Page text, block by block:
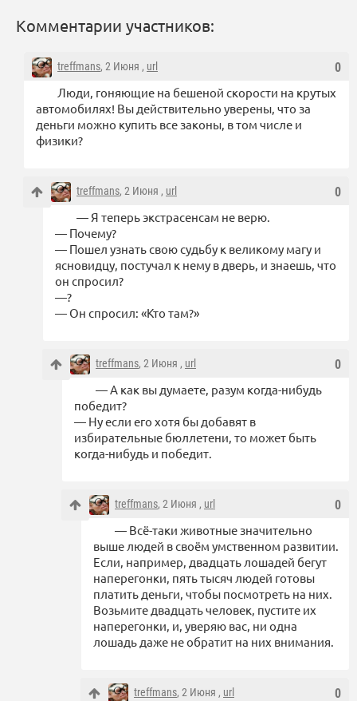
Комментарии участников:
0
treffmans, 2 Июня , url
Люди, гоняющие на бешеной скорости на крутых
автомобилях! Вы действительно уверены, что за
деньги можно купить все законы, в том числе и
физики?
0
treffmans, 2 Июня , url
— Я теперь экстрасенсам не верю.
— Почему?
— Пошел узнать свою судьбу к великому магу и
ясновидцу, постучал к нему в дверь, и знаешь, что
он спросил?
—?
— Он спросил: «Кто там?»
0
treffmans, 2 Июня , url
— А как вы думаете, разум когда-нибудь
победит?
— Ну если его хотя бы добавят в
избирательные бюллетени, то может быть
когда-нибудь и победит.
0
treffmans, 2 Июня , url
— Всё-таки животные значительно
выше людей в своём умственном развитии.
Если, например, двадцать лошадей бегут
наперегонки, пять тысяч людей готовы
платить деньги, чтобы посмотреть на них.
Возьмите двадцать человек, пустите их
наперегонки, и, уверяю вас, ни одна
лошадь даже не обратит на них внимания.
0
treffmans, 2 Июня , url